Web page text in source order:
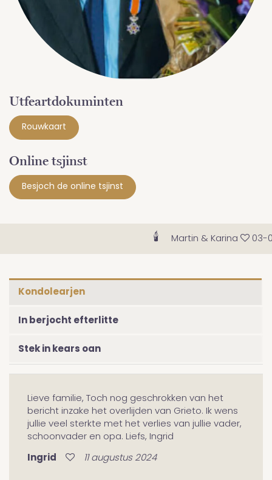
Utfeartdokuminten
Rouwkaart
Online tsjinst
Besjoch de online tsjinst
Martin & Karina 03-
Kondolearjen
In berjocht efterlitte
Stek in kears oan
Lieve familie, Toch nog geschrokken van het
bericht inzake het overlijden van Grieto. Ik wens
jullie veel sterkte met het verlies van jullie vader,
schoonvader en opa. Liefs, Ingrid
Ingrid 11 augustus 2024